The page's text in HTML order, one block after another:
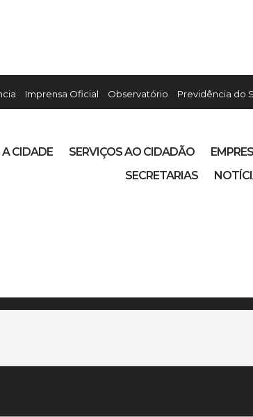
Imprensa Oficial Observatório Previdência do
A CIDADE SERVIÇOS AO CIDADÃO
SECRETARIAS